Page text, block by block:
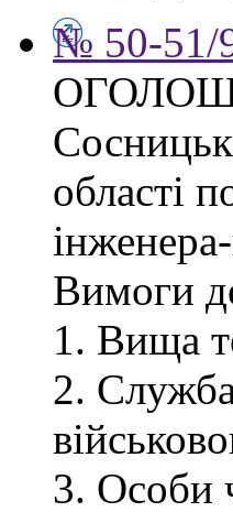
№ 50-51/
області
Вимоги
1. Вища
2. Служба
3. Особи